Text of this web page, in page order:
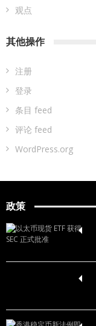
观点
其他操作
注册
登录
条目 feed
评论 feed
WordPress.org
政策